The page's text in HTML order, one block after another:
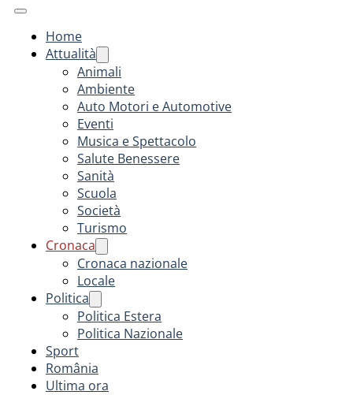
Home
Attualità
Animali
Ambiente
Auto Motori e Automotive
Eventi
Musica e Spettacolo
Salute Benessere
Sanità
Scuola
Società
Turismo
Cronaca
Cronaca nazionale
Locale
Politica
Politica Estera
Politica Nazionale
Sport
România
Ultima ora